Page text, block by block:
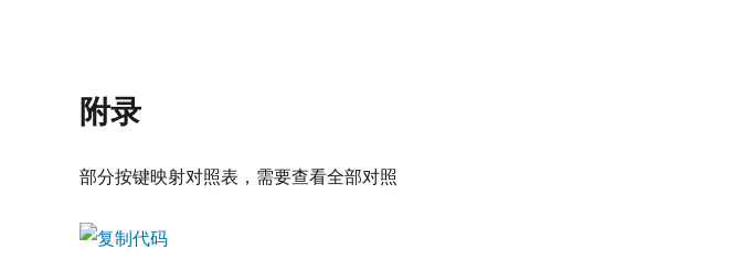
附录
部分按键映射对照表，需要查看全部对照